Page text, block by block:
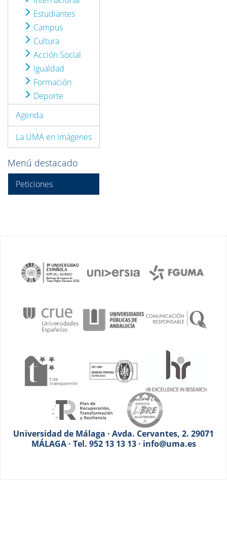
Estudiantes
Campus
Cultura
Acción Social
Igualdad
Formación
Deporte
Agenda
La UMA en imágenes
Menú destacado
Peticiones
Universidad de Málaga · Avda. Cervantes, 2. 29071
MÁLAGA · Tel. 952 13 13 13 · info@uma.es